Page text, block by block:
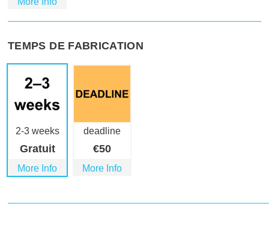
TEMPS DE FABRICATION
2-3 weeks
Gratuit
More Info
deadline
€50
More Info